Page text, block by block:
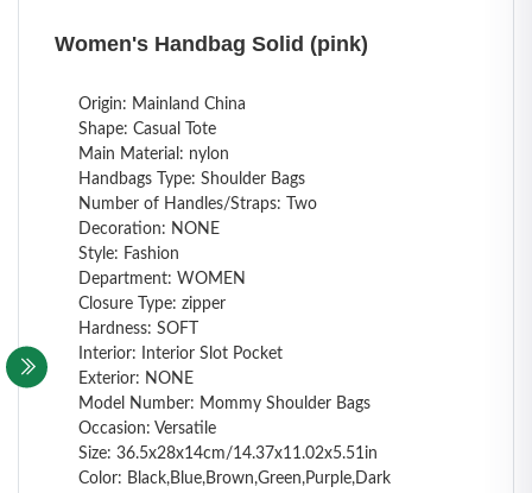
Women's Handbag Solid (pink)
Origin: Mainland China
Shape: Casual Tote
Main Material: nylon
Handbags Type: Shoulder Bags
Number of Handles/Straps: Two
Decoration: NONE
Style: Fashion
Department: WOMEN
Closure Type: zipper
Hardness: SOFT
Interior: Interior Slot Pocket
Exterior: NONE
Model Number: Mommy Shoulder Bags
Occasion: Versatile
Size: 36.5x28x14cm/14.37x11.02x5.51in
Color: Black,Blue,Brown,Green,Purple,Dark